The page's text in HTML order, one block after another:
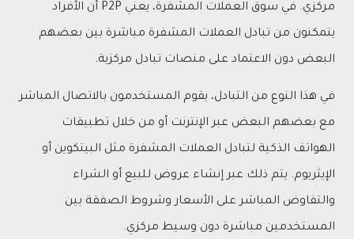
مركزي. في سوق العملات المشفرة، يعني P2P أن الأفراد
يتمكنون من تبادل العملات المشفرة مباشرة بين بعضهم
البعض دون الاعتماد على منصات تبادل مركزية.
في هذا النوع من التبادل، يقوم المستخدمون بالاتصال المباشر
مع بعضهم البعض عبر الإنترنت أو من خلال تطبيقات
الهواتف الذكية لتبادل العملات المشفرة مثل البيتكوين أو
الإيثريوم. يتم ذلك عبر إنشاء عروض للبيع أو الشراء
والتفاوض المباشر على الأسعار وشروط الصفقة بين
المستخدمين مباشرة دون وسيط مركزي.